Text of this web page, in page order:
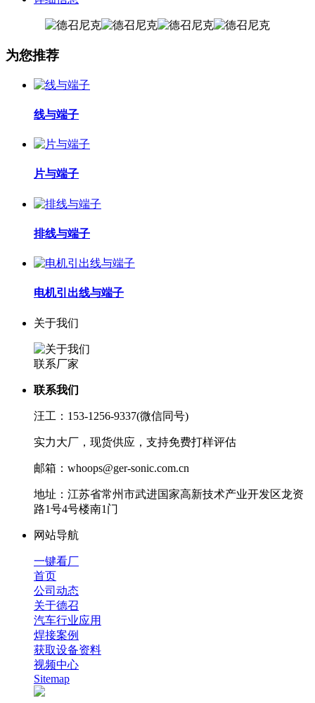
为您推荐
线与端子
片与端子
排线与端子
电机引出线与端子
关于我们
联系厂家
联系我们
汪工：153-1256-9337(微信同号)
实力大厂，现货供应，支持免费打样评估
邮箱：whoops@ger-sonic.com.cn
地址：江苏省常州市武进国家高新技术产业开发区龙资
路1号4号楼南1门
网站导航
一键看厂
首页
公司动态
关于德召
汽车行业应用
焊接案例
获取设备资料
视频中心
Sitemap